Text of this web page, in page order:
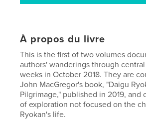
À propos du livre
This is the first of two volumes
authors' wanderings through
weeks in October 2018. They are
John MacGregor's book, "Daigu
Pilgrimage," published in 2019, and
of exploration not focused on the
Ryokan's life.